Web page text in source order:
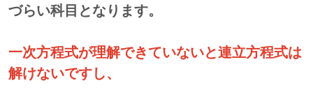
づらい科目となります。
一次方程式が理解できていないと連立方程式は
解けないですし、